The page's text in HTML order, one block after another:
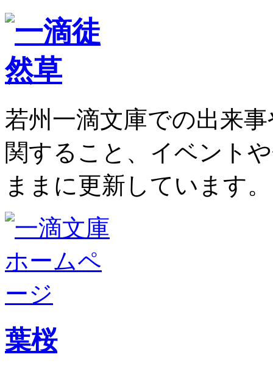
若州一滴文庫での出来
関すること、イベント
ままに更新しています。
葉桜